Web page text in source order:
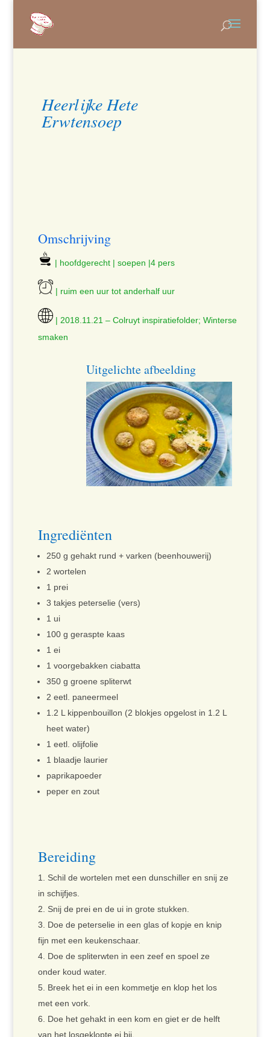
Heerlijke Hete
Erwtensoep
Omschrijving
| hoofdgerecht | soepen |4 pers
| ruim een uur tot anderhalf uur
| 2018.11.21 – Colruyt inspiratiefolder; Winterse
smaken
Uitgelichte afbeelding
Ingrediënten
250 g gehakt rund + varken (beenhouwerij)
2 wortelen
1 prei
3 takjes peterselie (vers)
1 ui
100 g geraspte kaas
1 ei
1 voorgebakken ciabatta
350 g groene spliterwt
2 eetl. paneermeel
1.2 L kippenbouillon (2 blokjes opgelost in 1.2 L
heet water)
1 eetl. olijfolie
1 blaadje laurier
paprikapoeder
peper en zout
Bereiding
Schil de wortelen met een dunschiller en snij ze
in schijfjes.
Snij de prei en de ui in grote stukken.
Doe de peterselie in een glas of kopje en knip
fijn met een keukenschaar.
Doe de spliterwten in een zeef en spoel ze
onder koud water.
Breek het ei in een kommetje en klop het los
met een vork.
Doe het gehakt in een kom en giet er de helft
van het losgeklopte ei bij.